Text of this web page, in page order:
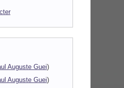
Auguste Guei)
Auguste Guei)